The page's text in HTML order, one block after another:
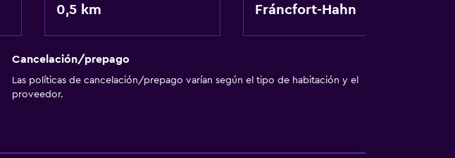
Habitaciones familiares
Teléfono
Espacio de almacenamiento
0,5 km Fráncfort-Hahn
Cancelación/prepago
Las políticas de cancelación/prepago varían según el tipo de habitación y el
proveedor.